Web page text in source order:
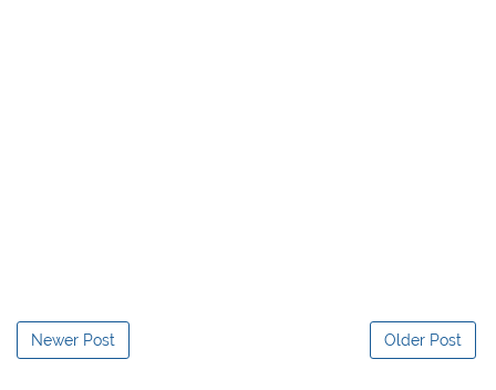
Newer Post Older Post